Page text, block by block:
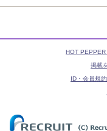
HOT
掲載
ID・会員規約